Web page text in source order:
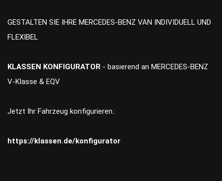
GESTALTEN SIE IHRE MERCEDES-BENZ VAN INDIVIDUELL UND
FLEXIBEL
KLASSEN KONFIGURATOR - basierend an MERCEDES-BENZ
V-Klasse & EQV
Jetzt Ihr Fahrzeug konfigurieren.:
https://klassen.de/konfigurator